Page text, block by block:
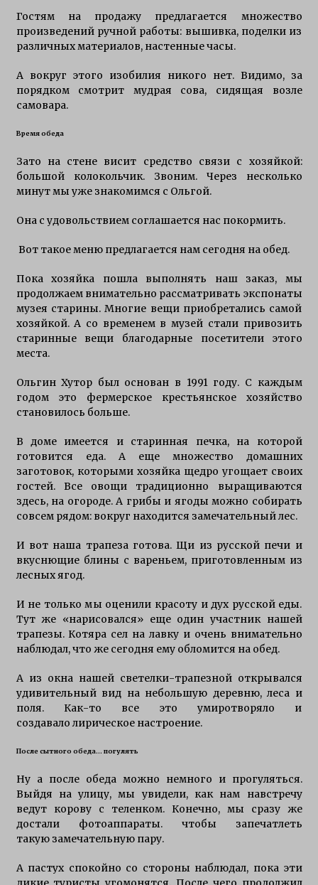
Гостям на продажу предлагается множество
произведений ручной работы: вышивка, поделки из
различных материалов, настенные часы.
А вокруг этого изобилия никого нет. Видимо, за
порядком смотрит мудрая сова, сидящая возле
самовара.
Время обеда
Зато на стене висит средство связи с хозяйкой:
большой колокольчик. Звоним. Через несколько
минут мы уже знакомимся с Ольгой.
Она с удовольствием соглашается нас покормить.
Вот такое меню предлагается нам сегодня на обед.
Пока хозяйка пошла выполнять наш заказ, мы
продолжаем внимательно рассматривать экспонаты
музея старины. Многие вещи приобретались самой
хозяйкой. А со временем в музей стали привозить
старинные вещи благодарные посетители этого
места.
Ольгин Хутор был основан в 1991 году. С каждым
годом это фермерское крестьянское хозяйство
становилось больше.
В доме имеется и старинная печка, на которой
готовится еда. А еще множество домашних
заготовок, которыми хозяйка щедро угощает своих
гостей. Все овощи традиционно выращиваются
здесь, на огороде. А грибы и ягоды можно собирать
совсем рядом: вокруг находится замечательный лес.
И вот наша трапеза готова. Щи из русской печи и
вкуснющие блины с вареньем, приготовленным из
лесных ягод.
И не только мы оценили красоту и дух русской еды.
Тут же «нарисовался» еще один участник нашей
трапезы. Котяра сел на лавку и очень внимательно
наблюдал, что же сегодня ему обломится на обед.
А из окна нашей светелки-трапезной открывался
удивительный вид на небольшую деревню, леса и
поля. Как-то все это умиротворяло и
создавало лирическое настроение.
После сытного обеда… погулять
Ну а после обеда можно немного и прогуляться.
Выйдя на улицу, мы увидели, как нам навстречу
ведут корову с теленком. Конечно, мы сразу же
достали фотоаппараты. чтобы запечатлеть
такую замечательную пару.
А пастух спокойно со стороны наблюдал, пока эти